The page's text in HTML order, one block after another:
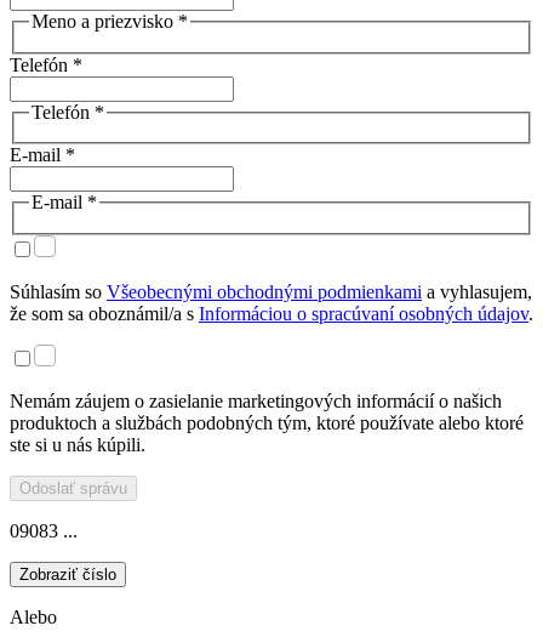
Meno a priezvisko *
Telefón *
Telefón *
E-mail *
E-mail *
Súhlasím so Všeobecnými obchodnými podmienkami a vyhlasujem,
že som sa oboznámil/a s Informáciou o spracúvaní osobných údajov.
Nemám záujem o zasielanie marketingových informácií o našich
produktoch a službách podobných tým, ktoré používate alebo ktoré
ste si u nás kúpili.
Odoslať správu
09083 ...
Zobraziť číslo
Alebo